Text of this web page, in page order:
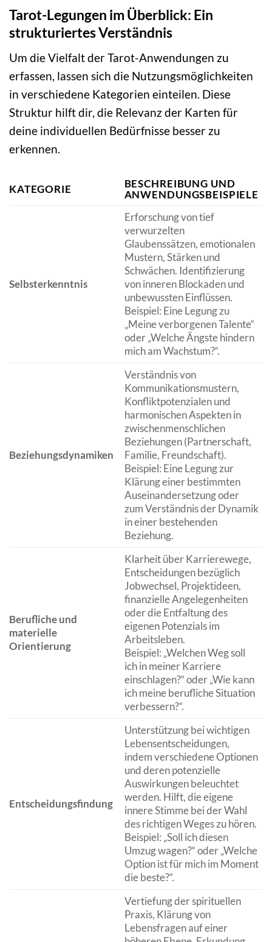
Tarot-Legungen im Überblick: Ein
strukturiertes Verständnis
Um die Vielfalt der Tarot-Anwendungen zu
erfassen, lassen sich die Nutzungsmöglichkeiten
in verschiedene Kategorien einteilen. Diese
Struktur hilft dir, die Relevanz der Karten für
deine individuellen Bedürfnisse besser zu
erkennen.
KATEGORIE
BESCHREIBUNG UND
ANWENDUNGSBEISPIELE
Selbsterkenntnis
Erforschung von tief
verwurzelten
Glaubenssätzen, emotionalen
Mustern, Stärken und
Schwächen. Identifizierung
von inneren Blockaden und
unbewussten Einflüssen.
Beispiel: Eine Legung zu
„Meine verborgenen Talente“
oder „Welche Ängste hindern
mich am Wachstum?“.
Beziehungsdynamiken
Verständnis von
Kommunikationsmustern,
Konfliktpotenzialen und
harmonischen Aspekten in
zwischenmenschlichen
Beziehungen (Partnerschaft,
Familie, Freundschaft).
Beispiel: Eine Legung zur
Klärung einer bestimmten
Auseinandersetzung oder
zum Verständnis der Dynamik
in einer bestehenden
Beziehung.
Berufliche und
materielle
Orientierung
Klarheit über Karrierewege,
Entscheidungen bezüglich
Jobwechsel, Projektideen,
finanzielle Angelegenheiten
oder die Entfaltung des
eigenen Potenzials im
Arbeitsleben.
Beispiel: „Welchen Weg soll
ich in meiner Karriere
einschlagen?“ oder „Wie kann
ich meine berufliche Situation
verbessern?“.
Entscheidungsfindung
Unterstützung bei wichtigen
Lebensentscheidungen,
indem verschiedene Optionen
und deren potenzielle
Auswirkungen beleuchtet
werden. Hilft, die eigene
innere Stimme bei der Wahl
des richtigen Weges zu hören.
Beispiel: „Soll ich diesen
Umzug wagen?“ oder „Welche
Option ist für mich im Moment
die beste?“.
Vertiefung der spirituellen
Praxis, Klärung von
Lebensfragen auf einer